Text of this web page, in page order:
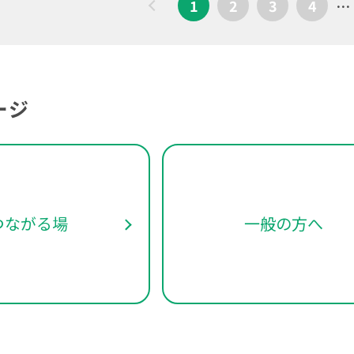
1 2 3 4 …
ジ
ながる場 一般の方へ